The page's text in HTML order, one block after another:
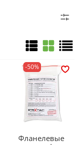
-50%
Фланелевые